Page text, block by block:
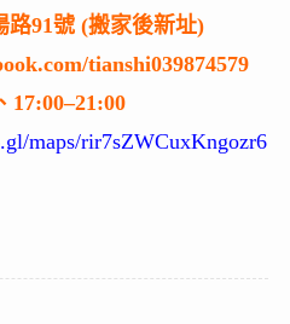
91號 (搬家後新址)
tianshi039874579
17:00–21:00
maps/rir7sZWCuxKngozr6